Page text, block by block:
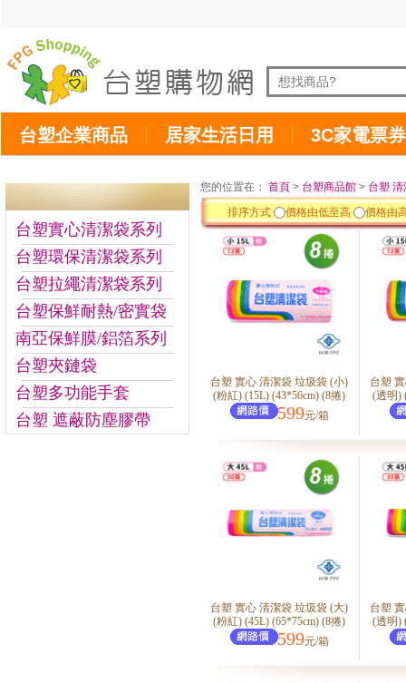
台塑企業商品 居家生活日用 3C家電票券
台塑實心清潔袋系列
台塑環保清潔袋系列
台塑拉繩清潔袋系列
台塑保鮮耐熱/密實袋
南亞保鮮膜/鋁箔系列
台塑夾鏈袋
台塑多功能手套
台塑 遮蔽防塵膠帶
您的位置在： 首頁 > 台塑商品館 > 台塑
排序方式
價格由低至高 價格由
台塑 實心 清潔袋 垃圾袋 (小)
(粉紅) (15L) (43*56cm) (8捲)
599元/箱
台塑
(透明)
台塑 實心 清潔袋 垃圾袋 (大)
(粉紅) (45L) (65*75cm) (8捲)
599元/箱
台塑
(透明)